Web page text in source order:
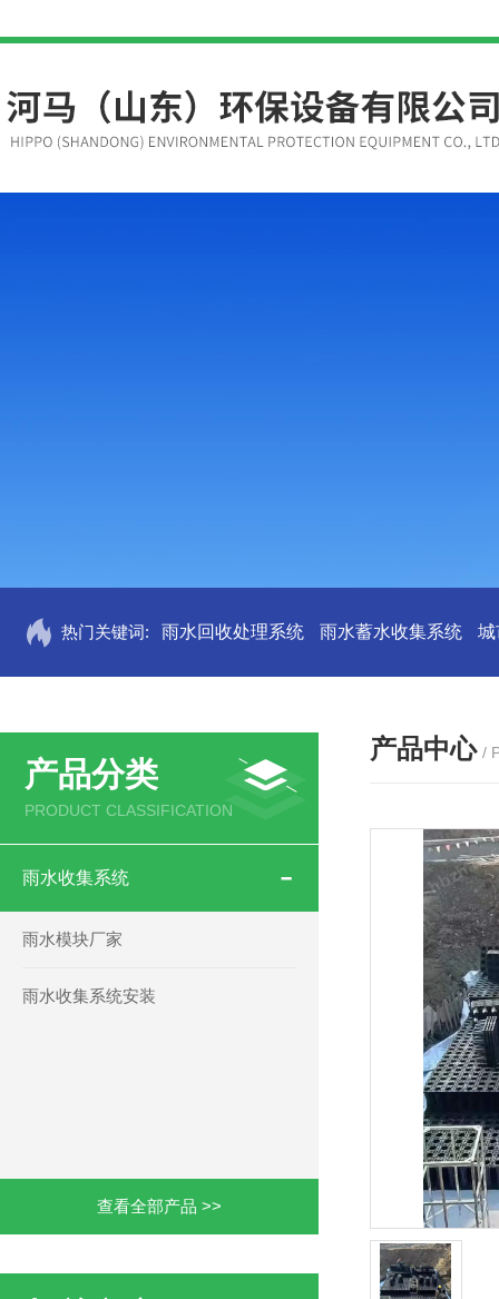
热门关键词: 雨水回收处理系统 雨水蓄水收集系统 城
产品分类
PRODUCT CLASSIFICATION
雨水收集系统
雨水模块厂家
雨水收集系统安装
查看全部产品 >>
产品中心 /